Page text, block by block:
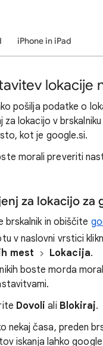
iPhone in iPad
lokacije
pošilja podatke o
za lokacijo v
kot je google.si.
morali preveriti
za lokacijo za
brskalnik in obiščite
v naslovni vrstici
mest
Lokacija.
boste morda
Dovoli ali Blokiraj.
nekaj časa, preden
iskanja lahko